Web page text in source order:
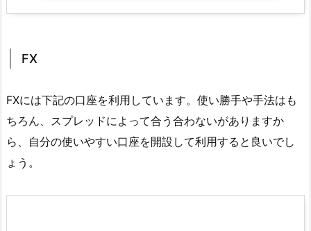
FX
FXには下記の口座を利用しています。使い勝手や手法はも
ちろん、スプレッドによって合う合わないがありますか
ら、自分の使いやすい口座を開設して利用すると良いでし
ょう。